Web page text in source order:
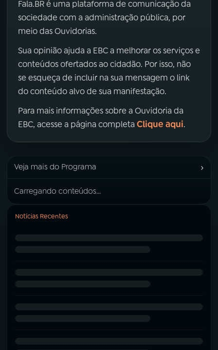
Fala.BR é uma plataforma de comunicação da
sociedade com a administração pública, por
meio das Ouvidorias.
Sua opinião ajuda a EBC a melhorar os serviços e
conteúdos ofertados ao cidadão. Por isso, não
se esqueça de incluir na sua mensagem o link
do conteúdo alvo de sua manifestação.
Para mais informações sobre a Ouvidoria da
EBC, acesse a página completa Clique aqui.
Veja mais do Programa ›
Carregando conteúdos...
Notícias Recentes